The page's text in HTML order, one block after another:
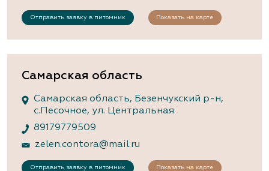
Отправить заявку в питомник Показать на карте
Самарская область
Самарская область, Безенчукский р-н,
с.Песочное, ул. Центральная
89179779509
zelen.contora@mail.ru
Отправить заявку в питомник Показать на карте